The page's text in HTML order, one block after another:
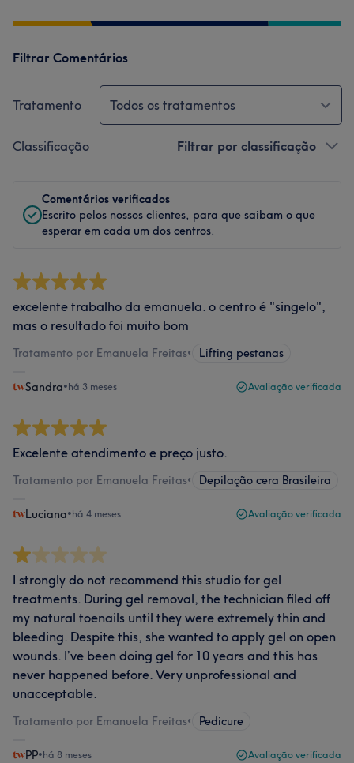
Filtrar Comentários
Tratamento Todos os tratamentos
Classificação Filtrar por classificação
Comentários verificados
Escrito pelos nossos clientes, para que saibam o que
esperar em cada um dos centros.
excelente trabalho da emanuela. o centro é "singelo",
mas o resultado foi muito bom
Tratamento por Emanuela Freitas• Lifting pestanas
Sandra•há 3 meses Avaliação verificada
Excelente atendimento e preço justo.
Tratamento por Emanuela Freitas• Depilação cera Brasileira
Luciana•há 4 meses Avaliação verificada
I strongly do not recommend this studio for gel
treatments. During gel removal, the technician filed off
my natural toenails until they were extremely thin and
bleeding. Despite this, she wanted to apply gel on open
wounds. I’ve been doing gel for 10 years and this has
never happened before. Very unprofessional and
unacceptable.
Tratamento por Emanuela Freitas• Pedicure
PP•há 8 meses Avaliação verificada